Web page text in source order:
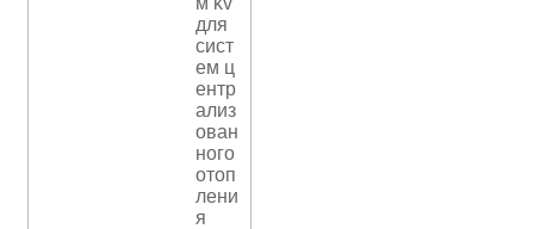
для
сист
ем ц
ентр
ализ
ован
ного
отоп
лени
я